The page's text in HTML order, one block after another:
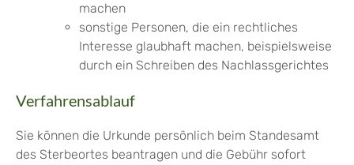
machen
sonstige Personen, die ein rechtliches
Interesse glaubhaft machen, beispielsweise
durch ein Schreiben des Nachlassgerichtes
Verfahrensablauf
Sie können die Urkunde persönlich beim Standesamt
des Sterbeortes beantragen und die Gebühr sofort